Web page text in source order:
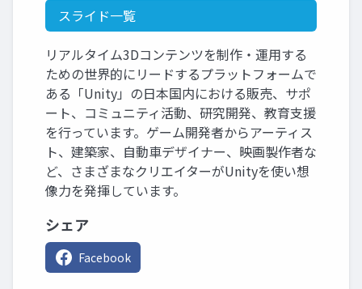
スライド一覧
リアルタイム3Dコンテンツを制作・運用する
ための世界的にリードするプラットフォームで
ある「Unity」の日本国内における販売、サポ
ート、コミュニティ活動、研究開発、教育支援
を行っています。ゲーム開発者からアーティス
ト、建築家、自動車デザイナー、映画製作者な
ど、さまざまなクリエイターがUnityを使い想
像力を発揮しています。
シェア
Facebook